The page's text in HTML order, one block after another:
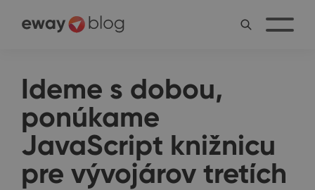
Ideme s dobou,
ponúkame
JavaScript knižnicu
pre vývojárov tretích